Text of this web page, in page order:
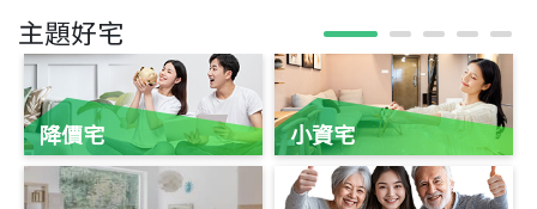
主題好宅
降價宅 小資宅